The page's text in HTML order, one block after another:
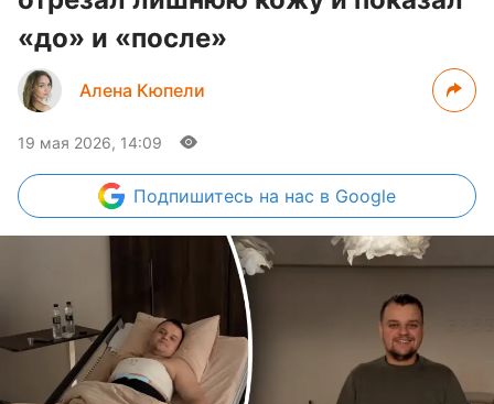
«до» и «после»
Алена Кюпели
19 мая 2026, 14:09
Подпишитесь на нас в Google